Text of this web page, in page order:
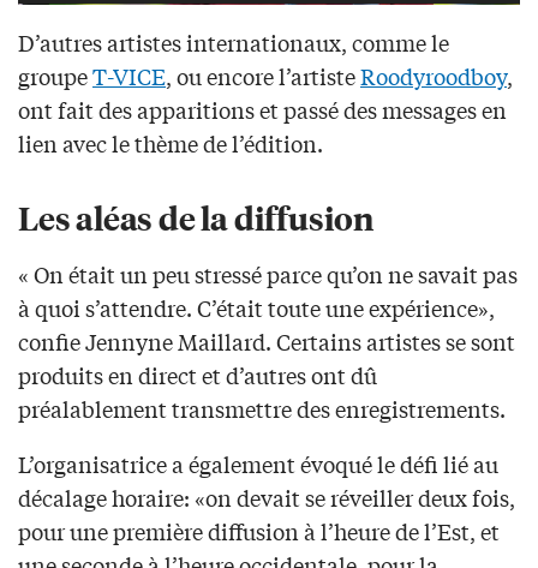
D’autres artistes internationaux, comme le
groupeT-VICE, ou encore l’artisteRoodyroodboy,
ont fait des apparitions et passé des messages en
lien avec le thème de l’édition.
Les aléas de la diffusion
« On était un peu stressé parce qu’on ne savait pas
à quoi s’attendre. C’était toute une expérience»,
confie Jennyne Maillard. Certains artistes se sont
produits en direct et d’autres ont dû
préalablement transmettre des enregistrements.
L’organisatrice a également évoqué le défi lié au
décalage horaire: «on devait se réveiller deux fois,
pour une première diffusion à l’heure de l’Est, et